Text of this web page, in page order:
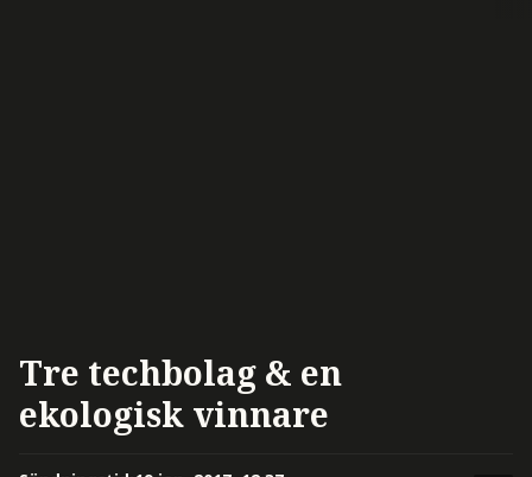
Tre techbolag & en
ekologisk vinnare